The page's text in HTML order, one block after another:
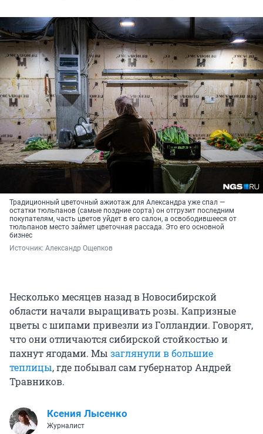
Традиционный цветочный ажиотаж для Александра уже спал —
остатки тюльпанов (самые поздние сорта) он отгрузит последним
покупателям, часть цветов уйдет в его салон, а освободившееся от
тюльпанов место займет цветочная рассада. Это его основной
бизнес
Источник: Александр Ощепков
Несколько месяцев назад в Новосибирской
области начали выращивать розы. Капризные
цветы с шипами привезли из Голландии. Говорят,
что они отличаются сибирской стойкостью и
пахнут ягодами. Мы заглянули в большие
теплицы, где побывал сам губернатор Андрей
Травников.
Ксения Лысенко
Журналист